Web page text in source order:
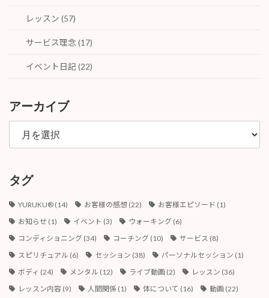
レッスン (57)
サービス理念 (17)
イベント日記 (22)
アーカイブ
ア
カ
ブ
タグ
YURUKU®︎(14) お客様の感想 (22) お客様エピソード (1)
お知らせ (1) イベント (3) ウォーキング (6)
コンディショニング (34) コーチング (10) サービス (8)
スピリチュアル (6) セッション (38) パーソナルセッション (1)
ボディ (24) メンタル (12) ライブ動画 (2) レッスン (36)
レッスン内容(9) 人間関係(1) 体について (16) 動画 (22)